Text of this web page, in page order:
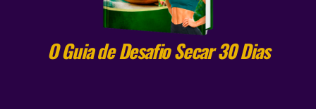
O Guia de Desafio Secar 30 Dias